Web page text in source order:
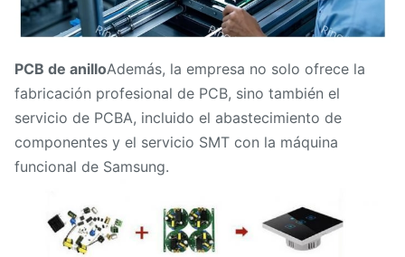
PCB de anilloAdemás, la empresa no solo ofrece la
fabricación profesional de PCB, sino también el
servicio de PCBA, incluido el abastecimiento de
componentes y el servicio SMT con la máquina
funcional de Samsung.